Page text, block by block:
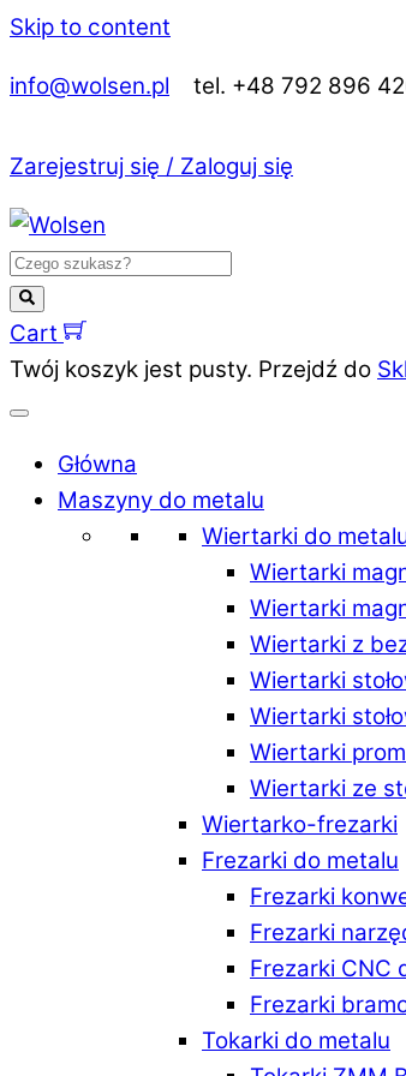
Skip to content
info@wolsen.pl tel. +48 792 896
Zarejestruj się / Zaloguj się
Cart
Twój koszyk jest pusty. Przejdź do
Główna
Maszyny do metalu
Wiertarki do
Wiertarki
Wiertarki
Wiertarki z
Wiertarki
Wiertarki
Wiertarki
Wiertarki ze
Wiertarko-frezarki
Frezarki do metalu
Frezarki
Frezarki
Frezarki CNC
Frezarki
Tokarki do metalu